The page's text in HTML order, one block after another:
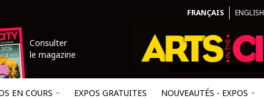
FRANÇAIS ENGLISH
Consulter
le magazine
EN COURS EXPOS GRATUITES NOUVEAUTÉS - EXPOS